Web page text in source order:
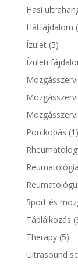
Hasi
Hátfájdalom
Ízület(5)
Ízületi
Porckopás (1)
Sport és
Táplálkozás
Therapy(5)
Ultrasound